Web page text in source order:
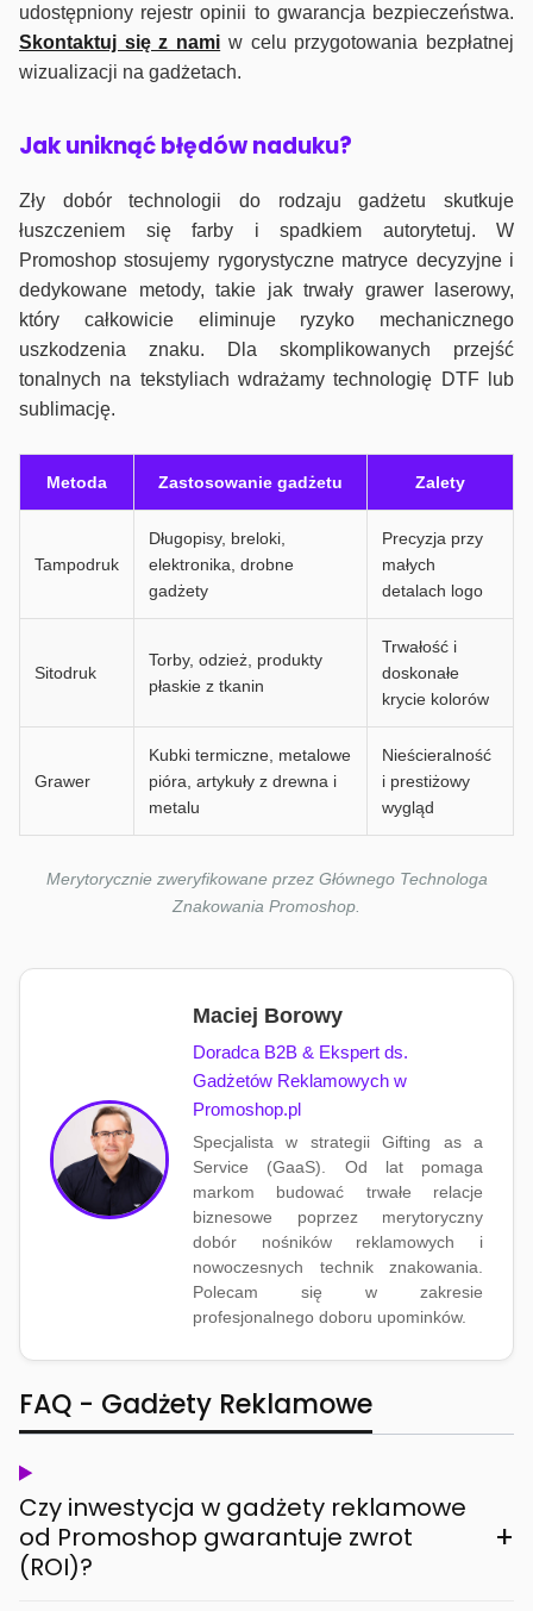
udostępniony rejestr opinii to gwarancja bezpieczeństwa.
Skontaktuj się z nami w celu przygotowania bezpłatnej
wizualizacji na gadżetach.
Jak uniknąć błędów naduku?
Zły dobór technologii do rodzaju gadżetu skutkuje
łuszczeniem się farby i spadkiem autorytetuj. W
Promoshop stosujemy rygorystyczne matryce decyzyjne i
dedykowane metody, takie jak trwały grawer laserowy,
który całkowicie eliminuje ryzyko mechanicznego
uszkodzenia znaku. Dla skomplikowanych przejść
tonalnych na tekstyliach wdrażamy technologię DTF lub
sublimację.
Metoda Zastosowanie gadżetu Zalety
Tampodruk
Długopisy, breloki,
elektronika, drobne
gadżety
Precyzja przy
małych
detalach logo
Sitodruk
Torby, odzież, produkty
płaskie z tkanin
Trwałość i
doskonałe
krycie kolorów
Grawer
Kubki termiczne, metalowe
pióra, artykuły z drewna i
metalu
Nieścieralność
i prestiżowy
wygląd
Merytorycznie zweryfikowane przez Głównego Technologa
Znakowania Promoshop.
Maciej Borowy
Doradca B2B & Ekspert ds.
Gadżetów Reklamowych w
Promoshop.pl
Specjalista w strategii Gifting as a
Service (GaaS). Od lat pomaga
markom budować trwałe relacje
biznesowe poprzez merytoryczny
dobór nośników reklamowych i
nowoczesnych technik znakowania.
Polecam się w zakresie
profesjonalnego doboru upominków.
FAQ - Gadżety Reklamowe
Czy inwestycja w gadżety reklamowe
od Promoshop gwarantuje zwrot
(ROI)?
+